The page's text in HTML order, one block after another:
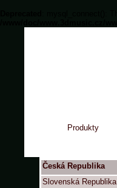
Produkty
Česká Republika
Slovenská Republika